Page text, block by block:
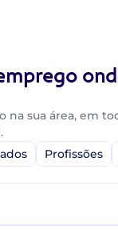
na sua área, em
Profissões